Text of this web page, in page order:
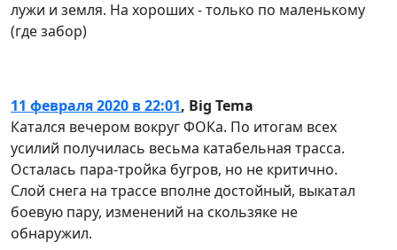
лужи и земля. На хороших - только по маленькому
(где забор)
11 февраля 2020 в 22:01, Big Tema
Катался вечером вокруг ФОКа. По итогам всех
усилий получилась весьма катабельная трасса.
Осталась пара-тройка бугров, но не критично.
Слой снега на трассе вполне достойный, выкатал
боевую пару, изменений на скользяке не
обнаружил.